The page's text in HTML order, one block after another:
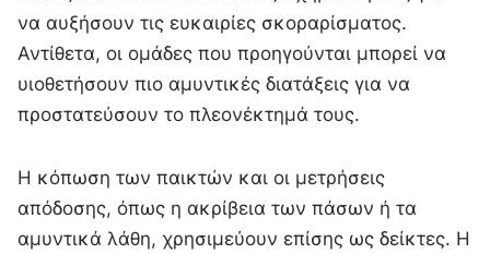
να αυξήσουν τις ευκαιρίες σκοραρίσματος.
Αντίθετα, οι ομάδες που προηγούνται μπορεί να
υιοθετήσουν πιο αμυντικές διατάξεις για να
προστατεύσουν το πλεονέκτημά τους.
Η κόπωση των παικτών και οι μετρήσεις
απόδοσης, όπως η ακρίβεια των πάσων ή τα
αμυντικά λάθη, χρησιμεύουν επίσης ως δείκτες. Η